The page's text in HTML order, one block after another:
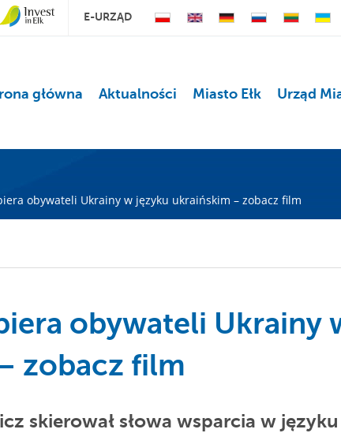
E-URZĄD
główna Aktualności Miasto Ełk Urząd
obywateli Ukrainy w języku ukraińskim – zobacz film
obywateli Ukrainy
zobacz film
skierował słowa wsparcia w języku